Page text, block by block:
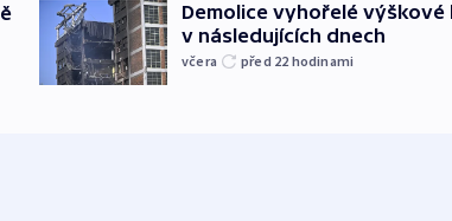
Demolice vyhořelé výškové
v následujících dnech
včera před 22 hodinami